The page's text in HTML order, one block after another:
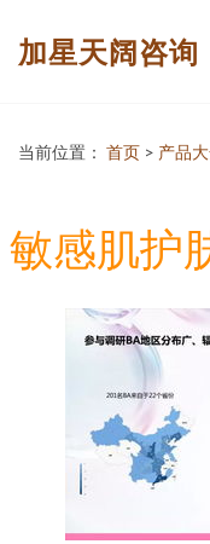
加星天阔咨询
当前位置： 首页 > 产品
敏感肌护